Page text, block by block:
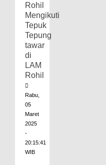
Rohil
Mengikuti
Tepuk
Tepung
tawar
di
LAM
Rohil
Rabu,
05
Maret
2025
-
20:15:41
WIB